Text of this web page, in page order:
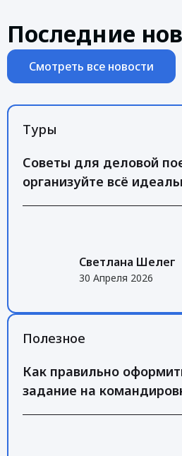
Последние
Смотреть все новости
Туры
Советы для деловой
организуйте всё
Светлана Шелег
30 Апреля 2026
Полезное
Как правильно
задание на